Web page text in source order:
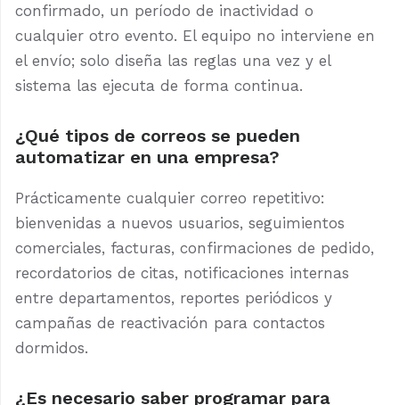
confirmado, un período de inactividad o
cualquier otro evento. El equipo no interviene en
el envío; solo diseña las reglas una vez y el
sistema las ejecuta de forma continua.
¿Qué tipos de correos se pueden
automatizar en una empresa?
Prácticamente cualquier correo repetitivo:
bienvenidas a nuevos usuarios, seguimientos
comerciales, facturas, confirmaciones de pedido,
recordatorios de citas, notificaciones internas
entre departamentos, reportes periódicos y
campañas de reactivación para contactos
dormidos.
¿Es necesario saber programar para